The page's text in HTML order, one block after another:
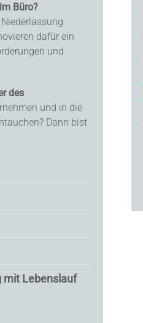
Büro?
dafür ein
und
des
und in die
Dann bist
mit Lebenslauf